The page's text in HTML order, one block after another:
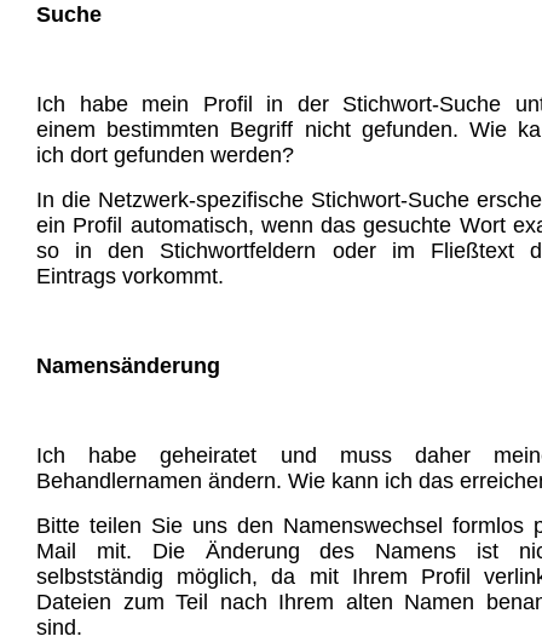
Suche
Ich habe mein Profil in der Stichwort-Suche
einem bestimmten Begriff nicht gefunden. Wie
ich dort gefunden werden?
In die Netzwerk-spezifische Stichwort-Suche
ein Profil automatisch, wenn das gesuchte Wort
so in den Stichwortfeldern oder im Fließtext
Eintrags vorkommt.
Namensänderung
Ich habe geheiratet und muss daher
Behandlernamen ändern. Wie kann ich das
Bitte teilen Sie uns den Namenswechsel formlos
Mail mit. Die Änderung des Namens ist
selbstständig möglich, da mit Ihrem Profil
Dateien zum Teil nach Ihrem alten Namen
sind.